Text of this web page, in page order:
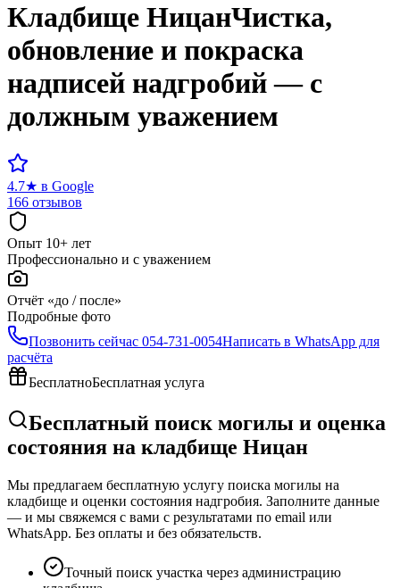
Кладбище НицанЧистка,
обновление и покраска
надписей надгробий — с
должным уважением
4.7★ в Google
166 отзывов
Опыт 10+ лет
Профессионально и с уважением
Отчёт «до / после»
Подробные фото
Позвонить сейчас 054-731-0054Написать в WhatsApp для
расчёта
БесплатноБесплатная услуга
Бесплатный поиск могилы и оценка
состояния на кладбище Ницан
Мы предлагаем бесплатную услугу поиска могилы на
кладбище и оценки состояния надгробия. Заполните данные
— и мы свяжемся с вами с результатами по email или
WhatsApp. Без оплаты и без обязательств.
Точный поиск участка через администрацию